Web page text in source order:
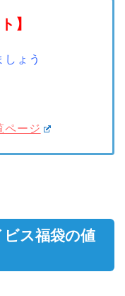
】
ょう
ページ
ス福袋の値